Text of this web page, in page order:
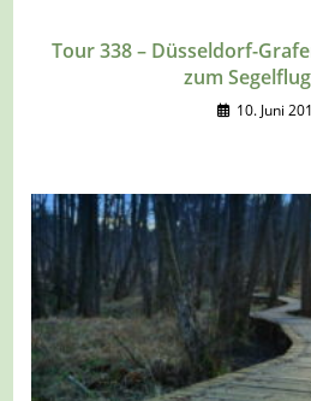
Tour 338 – Düsseldorf-
zum
10. Juni